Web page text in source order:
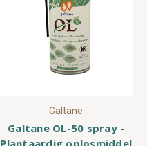
Galtane
Galtane OL-50 spray -
Plantaardig oplosmiddel